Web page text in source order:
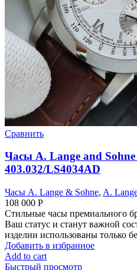
Сравнить
Часы A. Lange and
403.032/LS4034AD
Часы A. Lange & Sohne, A.
108 000 Р
Стильные часы премиального
Ваш статус и станут важной
изделии использованы только
Добавить в избранное
Add to cart
Быстрый просмотр